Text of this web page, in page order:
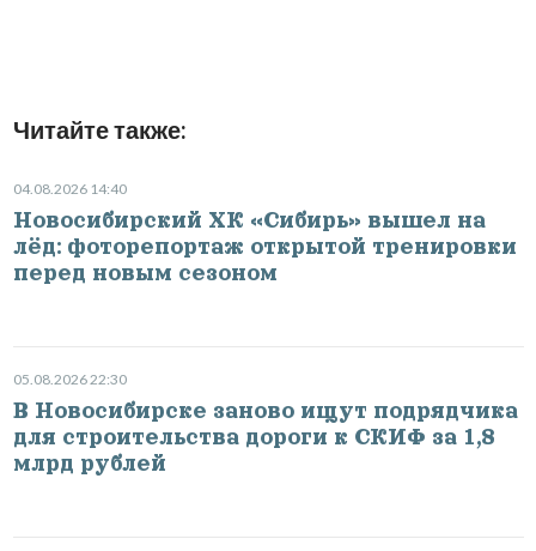
Читайте также:
04.08.2026 14:40
Новосибирский ХК «Сибирь» вышел на
лёд: фоторепортаж открытой тренировки
перед новым сезоном
05.08.2026 22:30
В Новосибирске заново ищут подрядчика
для строительства дороги к СКИФ за 1,8
млрд рублей